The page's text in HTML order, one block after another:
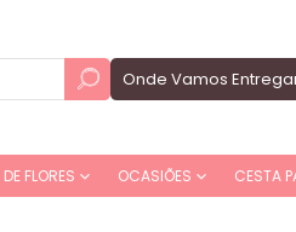
Onde Vamos
FLORES OCASIÕES CESTA